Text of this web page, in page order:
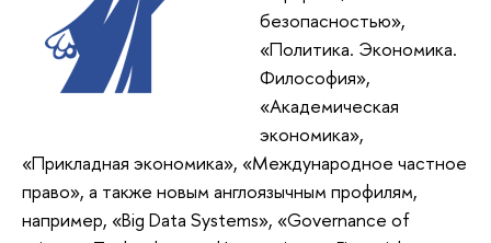
безопасностью»,
«Политика. Экономика.
Философия»,
«Академическая
экономика»,
«Прикладная экономика», «Международное частное
право», а также новым англоязычным профилям,
например, «Big Data Systems», «Governance of